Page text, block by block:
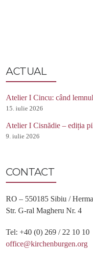
ACTUAL
Atelier I Cincu: când
15. iulie 2026
Atelier I Cisnădie – ediția
9. iulie 2026
CONTACT
RO – 550185 Sibiu /
Str. G-ral Magheru Nr. 4
Tel: +40 (0) 269 / 22 10 10
office@kirchenburgen.org